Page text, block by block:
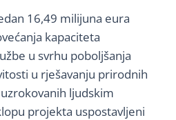
16,49 milijuna eura
kapaciteta
u svrhu poboljšanja
u rješavanju prirodnih
ljudskim
projekta uspostavljeni